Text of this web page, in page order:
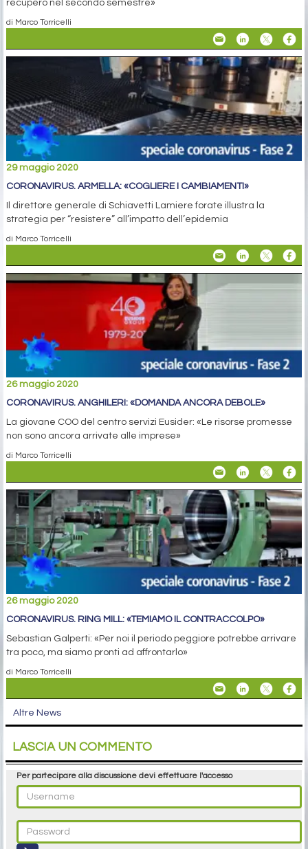
recupero nel secondo semestre»
di Marco Torricelli
29 maggio 2020
CORONAVIRUS. ARMELLA: «COGLIERE I CAMBIAMENTI»
Il direttore generale di Schiavetti Lamiere forate illustra la
strategia per “resistere” all’impatto dell’epidemia
di Marco Torricelli
26 maggio 2020
CORONAVIRUS. ANGHILERI: «DOMANDA ANCORA DEBOLE»
La giovane COO del centro servizi Eusider: «Le risorse promesse
non sono ancora arrivate alle imprese»
di Marco Torricelli
26 maggio 2020
CORONAVIRUS. RING MILL: «TEMIAMO IL CONTRACCOLPO»
Sebastian Galperti: «Per noi il periodo peggiore potrebbe arrivare
tra poco, ma siamo pronti ad affrontarlo»
di Marco Torricelli
Altre News
LASCIA UN COMMENTO
Per partecipare alla discussione devi effettuare l'accesso